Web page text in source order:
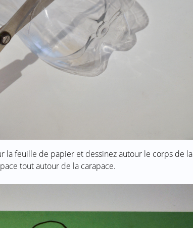
la feuille de papier et dessinez autour le corps de la
tout autour de la carapace.